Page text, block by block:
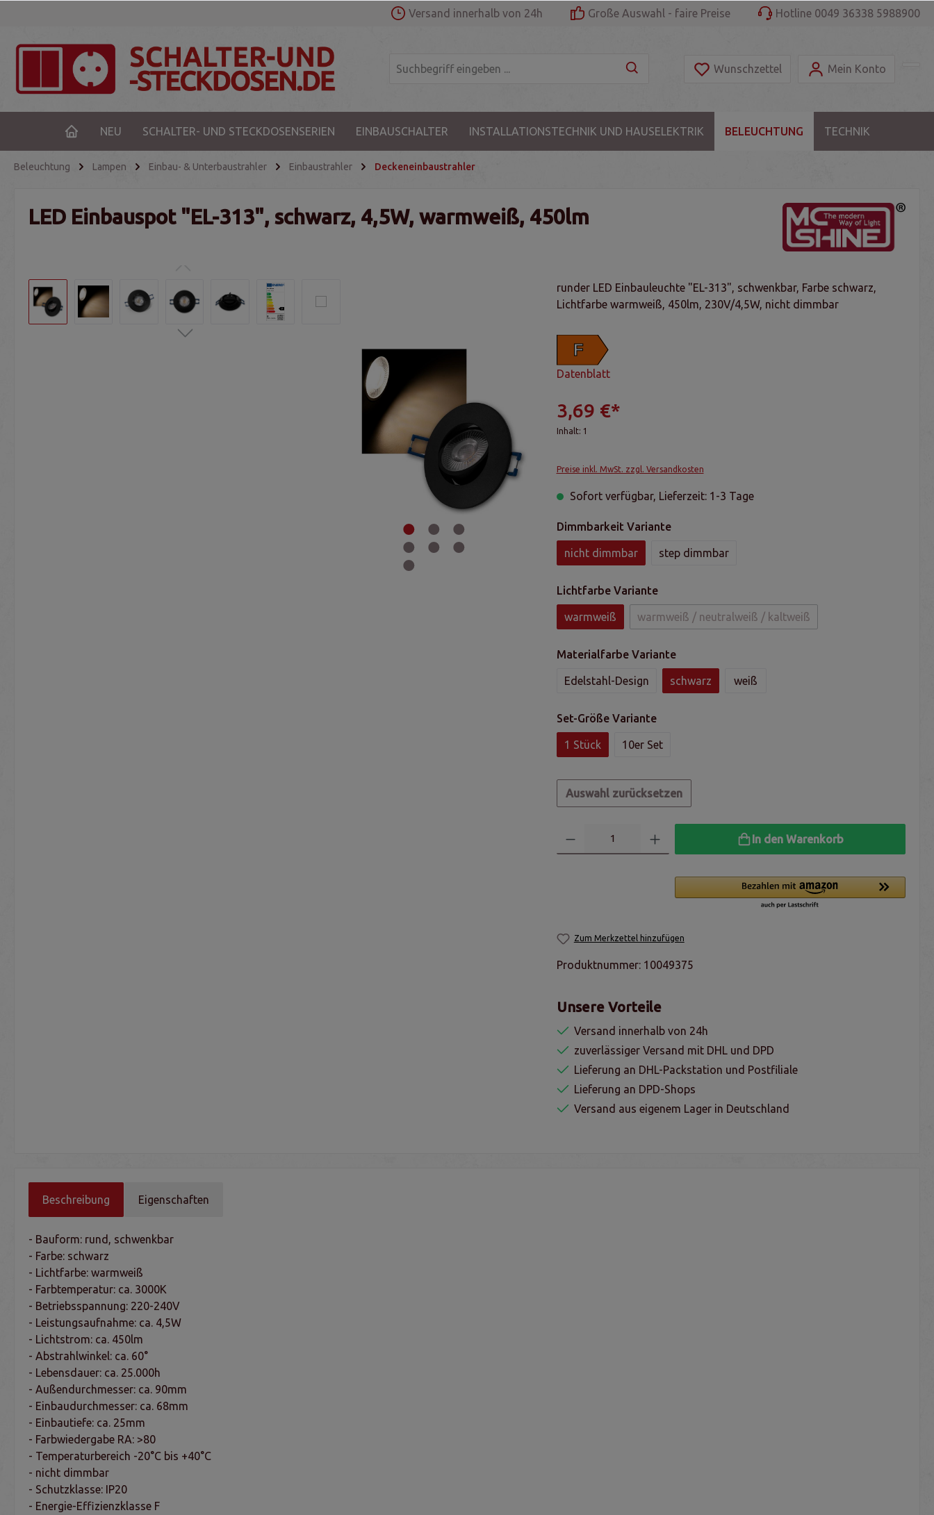
Versand innerhalb von 24h Große Auswahl - faire Preise Hotline 0049 36338 5988900
Wunschzettel Mein Konto
NEU SCHALTER- UND STECKDOSENSERIEN EINBAUSCHALTER INSTALLATIONSTECHNIK UND HAUSELEKTRIK BELEUCHTUNG TECHNIK
Beleuchtung Lampen Einbau- & Unterbaustrahler Einbaustrahler Deckeneinbaustrahler
LED Einbauspot "EL-313", schwarz, 4,5W, warmweiß, 450lm
runder LED Einbauleuchte "EL-313", schwenkbar, Farbe schwarz,
Lichtfarbe warmweiß, 450lm, 230V/4,5W, nicht dimmbar
F
Datenblatt
3,69 €*
Inhalt: 1
Preise inkl. MwSt. zzgl. Versandkosten
Sofort verfügbar, Lieferzeit: 1-3 Tage
Dimmbarkeit Variante
nicht dimmbar step dimmbar
Lichtfarbe Variante
warmweiß warmweiß / neutralweiß / kaltweiß
Materialfarbe Variante
Edelstahl-Design schwarz weiß
Set-Größe Variante
1 Stück 10er Set
Auswahl zurücksetzen
In den Warenkorb
Zum Merkzettel hinzufügen
Produktnummer: 10049375
Unsere Vorteile
Versand innerhalb von 24h
zuverlässiger Versand mit DHL und DPD
Lieferung an DHL-Packstation und Postfiliale
Lieferung an DPD-Shops
Versand aus eigenem Lager in Deutschland
Beschreibung Eigenschaften
- Bauform: rund, schwenkbar
- Farbe: schwarz
- Lichtfarbe: warmweiß
- Farbtemperatur: ca. 3000K
- Betriebsspannung: 220-240V
- Leistungsaufnahme: ca. 4,5W
- Lichtstrom: ca. 450lm
- Abstrahlwinkel: ca. 60°
- Lebensdauer: ca. 25.000h
- Außendurchmesser: ca. 90mm
- Einbaudurchmesser: ca. 68mm
- Einbautiefe: ca. 25mm
- Farbwiedergabe RA: >80
- Temperaturbereich -20°C bis +40°C
- nicht dimmbar
- Schutzklasse: IP20
- Energie-Effizienzklasse F